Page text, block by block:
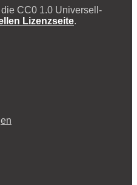
CC0 1.0 Universell-
Lizenzseite.